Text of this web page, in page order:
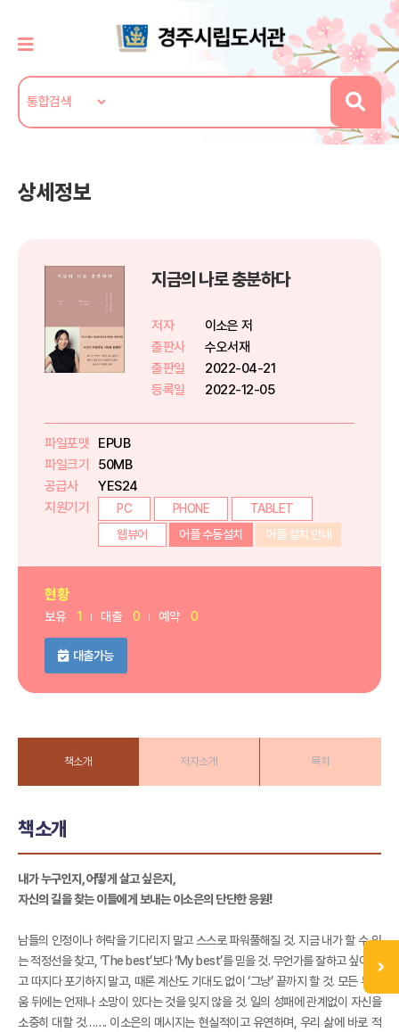
상세정보
지금의 나로 충분하다
저자
이소은 저
출판사
수오서재
출판일
2022-04-21
등록일
2022-12-05
파일포맷
EPUB
파일크기
50MB
공급사
YES24
지원기기
PC PHONE
TABLET
웹뷰어
어플 수동설치 어플 설치 안내
현황
보유 1 대출 0 예약 0
대출가능
책소개 저자소개 목차
책소개
내가 누구인지, 어떻게 살고 싶은지,
자신의 길을 찾는 이들에게 보내는 이소은의 단단한 응원!
남들의 인정이나 허락을 기다리지 말고 스스로 파워풀해질 것. 지금 내가 할 수 있
는 적정선을 찾고, ‘The best’보다 ‘My best’를 믿을 것. 무언가를 잘하고 싶어 재
고 따지다 포기하지 말고, 때론 계산도 기대도 없이 ‘그냥’ 끝까지 할 것. 모든 두려
움 뒤에는 언제나 소망이 있다는 것을 잊지 않을 것. 일의 성패에 관계없이 자신을
소중히 대할 것……. 이소은의 메시지는 현실적이고 유연하며, 우리 삶에 바로 적